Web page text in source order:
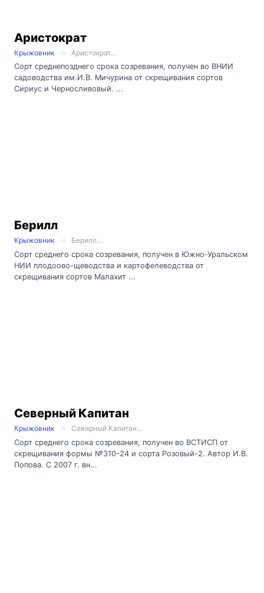
Аристократ
Крыжовник
Аристократ...
Сорт среднепозднего срока созревания, получен во ВНИИ
садоводства им.И.В. Мичурина от скрещивания сортов
Сириус и Черносливовый. ...
Берилл
Крыжовник
Берилл...
Сорт среднего срока созревания, получен в Южно-Уральском
НИИ плодоово-щеводства и картофелеводства от
скрещивания сортов Малахит ...
Северный Капитан
Крыжовник
Северный Капитан...
Сорт среднего срока созревания, получен во ВСТИСП от
скрещивания формы №310-24 и сорта Розовый-2. Автор И.В.
Попова. С 2007 г. вн...